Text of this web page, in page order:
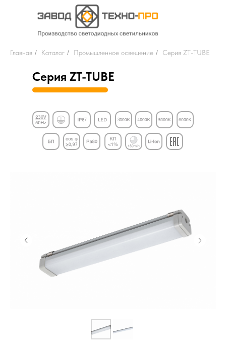
Главная / Каталог / Промышленное освещение / Серия ZT-TUBE
Серия ZT-TUBE